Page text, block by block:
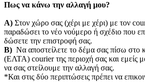
Πως να κάνω την αλλαγή μου?
Α) Στον χώρο σας (χέρι με χέρι) με τον
παραδώσει το νέο νούμερο ή σχέδιο που
δώσετε την επιστροφή σας.
Β) Να αποστείλετε το δέμα σας πίσω στο
(ΕΛΤΑ) courier της περιοχή σας και εμείς
να σας στείλουμε την αλλαγή σας.
*Και στις δύο περιπτώσεις πρέπει να